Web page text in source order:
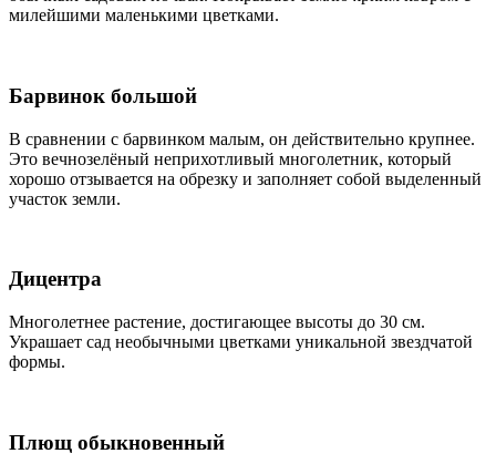
милейшими маленькими цветками.
Барвинок большой
В сравнении с барвинком малым, он действительно крупнее.
Это вечнозелёный неприхотливый многолетник, который
хорошо отзывается на обрезку и заполняет собой выделенный
участок земли.
Дицентра
Многолетнее растение, достигающее высоты до 30 см.
Украшает сад необычными цветками уникальной звездчатой
формы.
Плющ обыкновенный